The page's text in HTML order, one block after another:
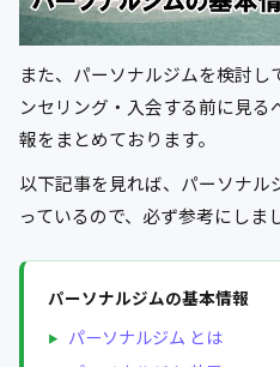
また、パーソナルジムを検討し
ンセリング・入会する前に見
報をまとめております。
以下記事を見れば、パーソナ
っているので、必ず参考にしま
パーソナルジムの基本情報
パーソナルジム とは